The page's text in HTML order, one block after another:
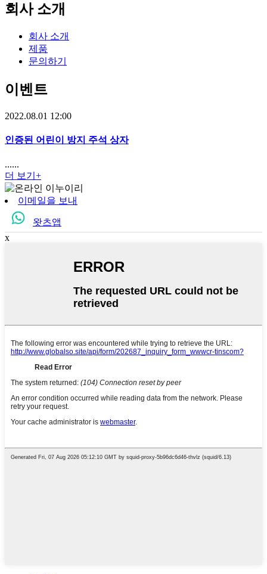
회사 소개
회사 소개
제품
문의하기
이벤트
2022.08.01 12:00
인증된 어린이 방지 주석 상자
......
더 보기+
이메일을 보내
왓츠앱
x